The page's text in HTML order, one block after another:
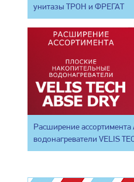
унитазы ТРОН и ФРЕГАТ
Расширение ассортимента
водонагреватели VELIS